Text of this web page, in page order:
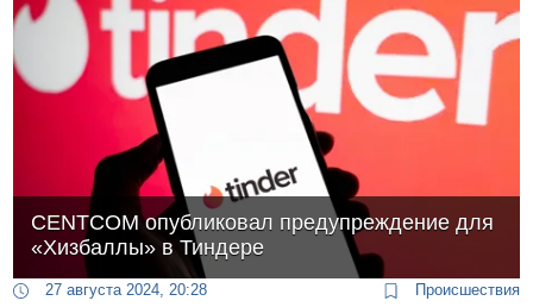
CENTCOM опубликовал предупреждение для
«Хизбаллы» в Тиндере
27 августа 2024, 20:28 Происшествия